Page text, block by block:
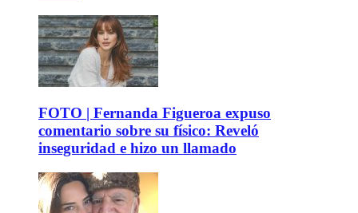
FOTO | Fernanda Figueroa expuso
comentario sobre su físico: Reveló
inseguridad e hizo un llamado